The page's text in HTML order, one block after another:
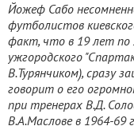
Йожеф Сабо
футболистов
факт, что в 19 лет по
ужгородского
В.Турянчиком), сразу
говорит о его
при тренерах В.Д.
В.А.Маслове в 1964-69